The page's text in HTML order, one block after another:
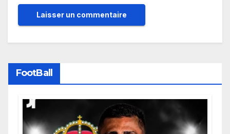
FootBall